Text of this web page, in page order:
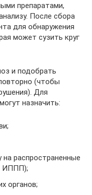
препаратами,
После сбора
для обнаружения
может сузить круг
и подобрать
(чтобы
Для
назначить:
распространенные
ИППП);
органов;